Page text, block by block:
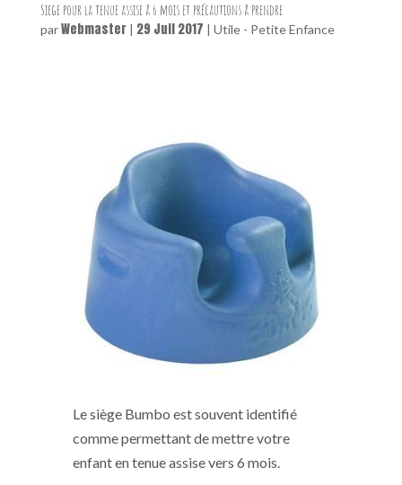
Siege pour la tenue assise à 6 mois et précautions à prendre
parWebmaster| 29 Juil 2017 | Utile - Petite Enfance
Le siège Bumbo est souvent identifié
comme permettant de mettre votre
enfant en tenue assise vers 6 mois.